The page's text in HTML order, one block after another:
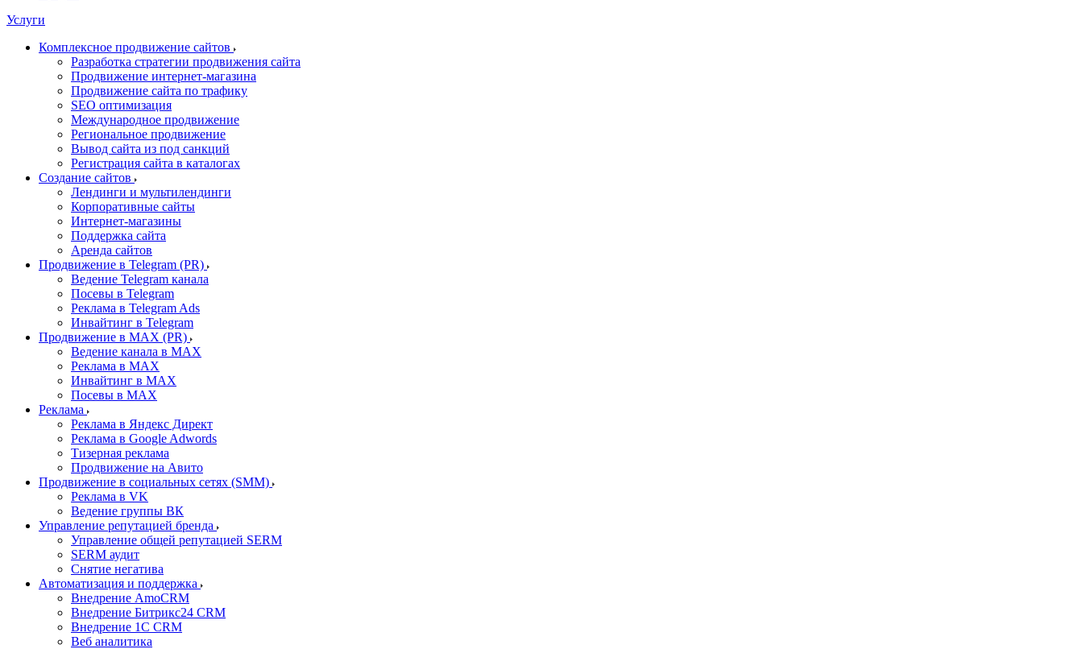
Услуги
Комплексное продвижение сайтов
Разработка стратегии продвижения сайта
Продвижение интернет-магазина
Продвижение сайта по трафику
SEO оптимизация
Международное продвижение
Региональное продвижение
Вывод сайта из под санкций
Регистрация сайта в каталогах
Создание сайтов
Лендинги и мультилендинги
Корпоративные сайты
Интернет-магазины
Поддержка сайта
Аренда сайтов
Продвижение в Telegram (PR)
Ведение Telegram канала
Посевы в Telegram
Реклама в Telegram Ads
Инвайтинг в Telegram
Продвижение в MAX (PR)
Ведение канала в MAX
Реклама в MAX
Инвайтинг в MAX
Посевы в MAX
Реклама
Реклама в Яндекс Директ
Реклама в Google Adwords
Тизерная реклама
Продвижение на Авито
Продвижение в социальных сетях (SMM)
Реклама в VK
Ведение группы ВК
Управление репутацией бренда
Управление общей репутацией SERM
SERM аудит
Снятие негатива
Автоматизация и поддержка
Внедрение AmoCRM
Внедрение Битрикс24 CRM
Внедрение 1C CRM
Веб аналитика